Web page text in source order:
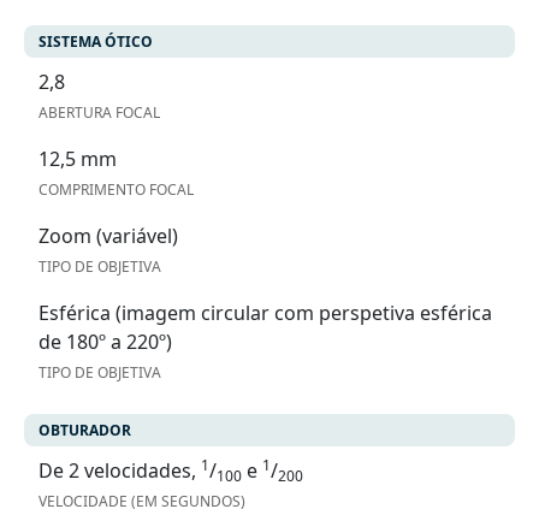
SISTEMA ÓTICO
2,8
ABERTURA FOCAL
12,5 mm
COMPRIMENTO FOCAL
Zoom (variável)
TIPO DE OBJETIVA
Esférica (imagem circular com perspetiva esférica
de 180º a 220º)
TIPO DE OBJETIVA
OBTURADOR
De 2 velocidades, 1/100 e 1/200
VELOCIDADE (EM SEGUNDOS)